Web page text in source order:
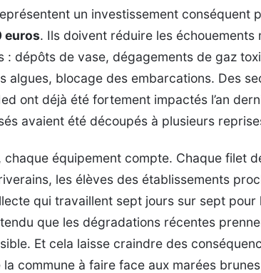
un investissement conséquent
euros. Ils doivent réduire les échouements
: dépôts de vase, dégagements de gaz
algues, blocage des embarcations. Des
ont déjà été fortement impactés l’an
avaient été découpés à plusieurs
chaque équipement compte. Chaque filet
les élèves des établissements
qui travaillent sept jours sur sept pour
que les dégradations récentes
Et cela laisse craindre des
commune à faire face aux marées